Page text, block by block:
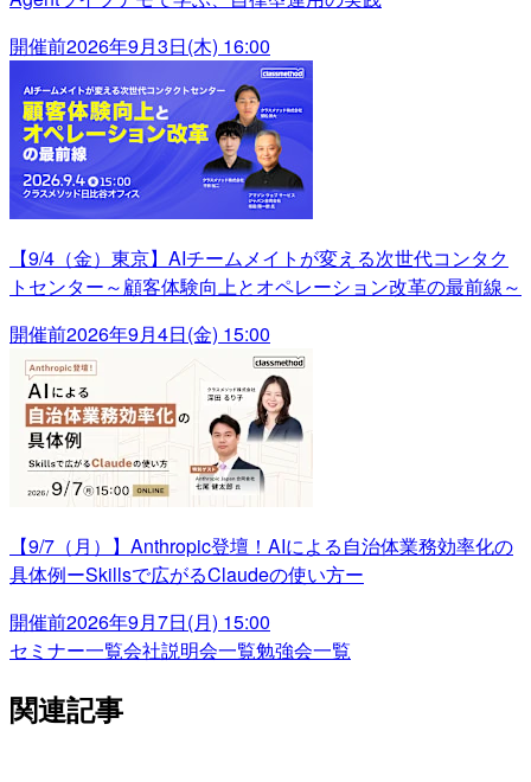
開催前2026年9月3日(木) 16:00
【9/4（金）東京】AIチームメイトが変える次世代コンタク
トセンター～顧客体験向上とオペレーション改革の最前線～
開催前2026年9月4日(金) 15:00
【9/7（月）】Anthropic登壇！AIによる自治体業務効率化の
具体例ーSkillsで広がるClaudeの使い方ー
開催前2026年9月7日(月) 15:00
セミナー一覧会社説明会一覧勉強会一覧
関連記事